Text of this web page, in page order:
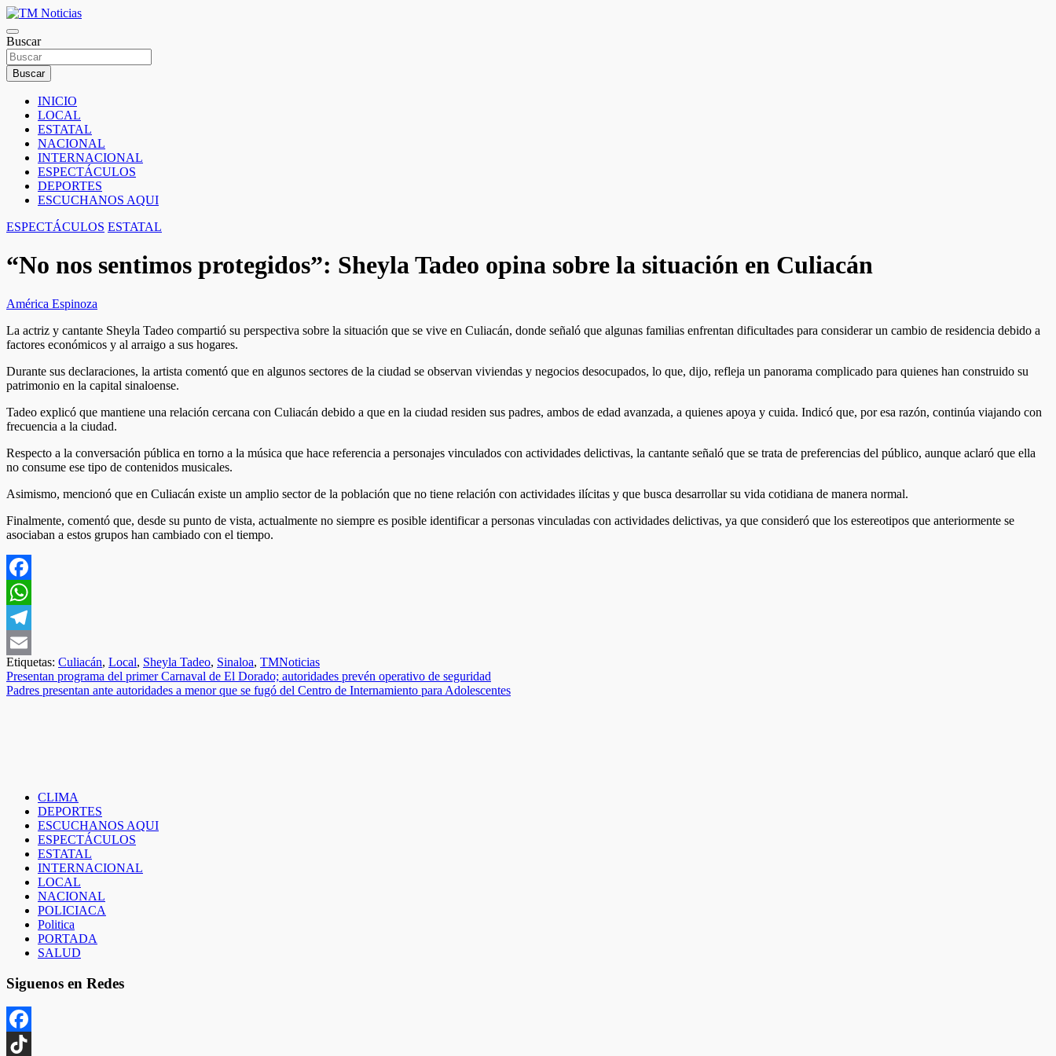
Saltar
al
contenido
TM Noticias
TM Noticias
Buscar
Buscar
INICIO
LOCAL
ESTATAL
NACIONAL
INTERNACIONAL
ESPECTÁCULOS
DEPORTES
ESCUCHANOS AQUI
ESPECTÁCULOS ESTATAL
“No nos sentimos protegidos”: Sheyla Tadeo opina sobre la situación en Culiacán
América Espinoza
La actriz y cantante Sheyla Tadeo compartió su perspectiva sobre la situación que se vive en Culiacán, donde señaló que algunas familias enfrentan dificultades para considerar un cambio de residencia debido a
factores económicos y al arraigo a sus hogares.
Durante sus declaraciones, la artista comentó que en algunos sectores de la ciudad se observan viviendas y negocios desocupados, lo que, dijo, refleja un panorama complicado para quienes han construido su
patrimonio en la capital sinaloense.
Tadeo explicó que mantiene una relación cercana con Culiacán debido a que en la ciudad residen sus padres, ambos de edad avanzada, a quienes apoya y cuida. Indicó que, por esa razón, continúa viajando con
frecuencia a la ciudad.
Respecto a la conversación pública en torno a la música que hace referencia a personajes vinculados con actividades delictivas, la cantante señaló que se trata de preferencias del público, aunque aclaró que ella
no consume ese tipo de contenidos musicales.
Asimismo, mencionó que en Culiacán existe un amplio sector de la población que no tiene relación con actividades ilícitas y que busca desarrollar su vida cotidiana de manera normal.
Finalmente, comentó que, desde su punto de vista, actualmente no siempre es posible identificar a personas vinculadas con actividades delictivas, ya que consideró que los estereotipos que anteriormente se
asociaban a estos grupos han cambiado con el tiempo.
Facebook
WhatsApp
Telegram
Email
Etiquetas: Culiacán, Local, Sheyla Tadeo, Sinaloa, TMNoticias
Navegación
de
Presentan programa del primer Carnaval de El Dorado; autoridades prevén operativo de seguridad
Padres presentan ante autoridades a menor que se fugó del Centro de Internamiento para Adolescentes
CLIMA
DEPORTES
ESCUCHANOS AQUI
ESPECTÁCULOS
ESTATAL
INTERNACIONAL
LOCAL
NACIONAL
POLICIACA
Politica
PORTADA
SALUD
Siguenos en Redes
Facebook